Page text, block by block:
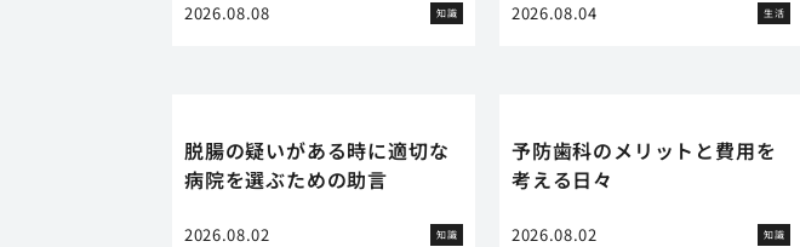
2026.08.08 知識 2026.08.04 生活
脱腸の疑いがある時に適切な
病院を選ぶための助言
2026.08.02 知識
予防歯科のメリットと費用を
考える日々
2026.08.02 知識